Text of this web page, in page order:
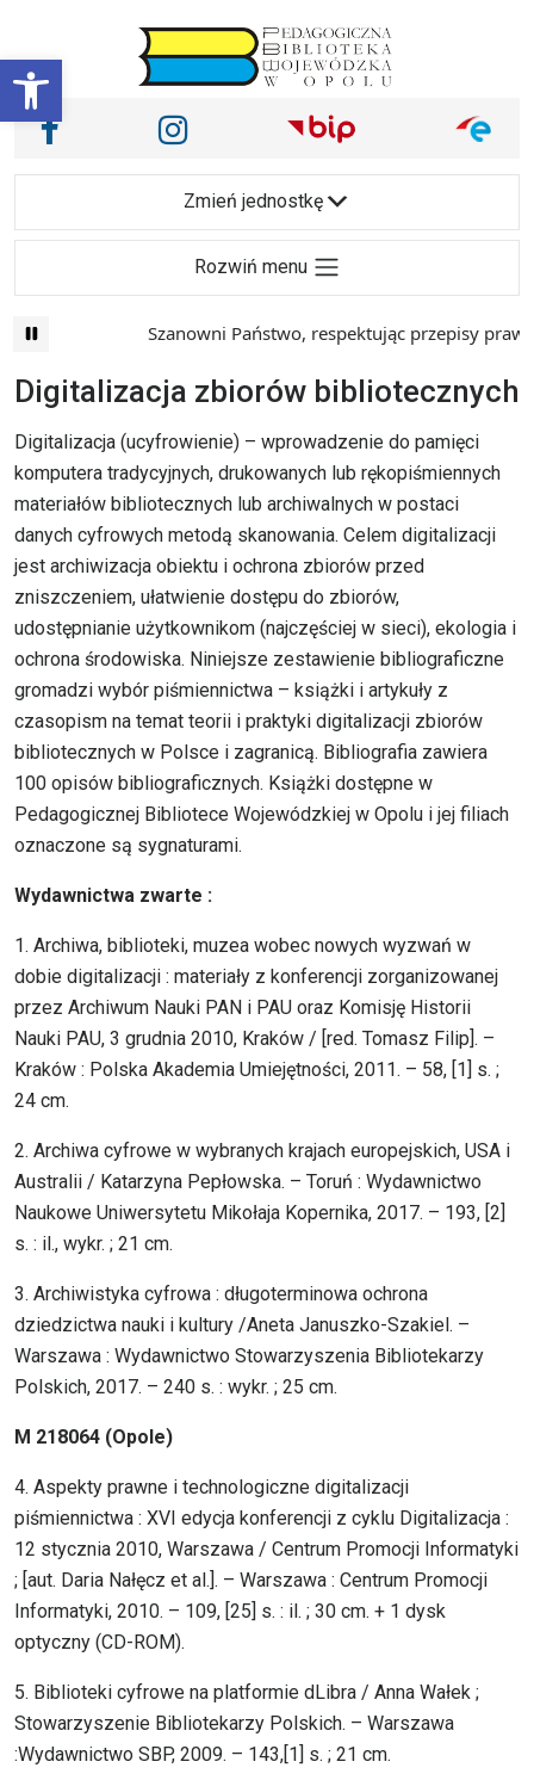
Otwórz pasek narzędzi
Main Navigation
Nasze media społecznościowe i inne
Facebook Instagram
Zmień jednostkę
Rozwiń menu
Szanowni Państwo, respektując przepisy prawa i
Digitalizacja zbiorów bibliotecznych
Digitalizacja (ucyfrowienie) – wprowadzenie do pamięci
komputera tradycyjnych, drukowanych lub rękopiśmiennych
materiałów bibliotecznych lub archiwalnych w postaci
danych cyfrowych metodą skanowania. Celem digitalizacji
jest archiwizacja obiektu i ochrona zbiorów przed
zniszczeniem, ułatwienie dostępu do zbiorów,
udostępnianie użytkownikom (najczęściej w sieci), ekologia i
ochrona środowiska. Niniejsze zestawienie bibliograficzne
gromadzi wybór piśmiennictwa – książki i artykuły z
czasopism na temat teorii i praktyki digitalizacji zbiorów
bibliotecznych w Polsce i zagranicą. Bibliografia zawiera
100 opisów bibliograficznych. Książki dostępne w
Pedagogicznej Bibliotece Wojewódzkiej w Opolu i jej filiach
oznaczone są sygnaturami.
Wydawnictwa zwarte :
1. Archiwa, biblioteki, muzea wobec nowych wyzwań w
dobie digitalizacji : materiały z konferencji zorganizowanej
przez Archiwum Nauki PAN i PAU oraz Komisję Historii
Nauki PAU, 3 grudnia 2010, Kraków / [red. Tomasz Filip]. –
Kraków : Polska Akademia Umiejętności, 2011. – 58, [1] s. ;
24 cm.
2. Archiwa cyfrowe w wybranych krajach europejskich, USA i
Australii / Katarzyna Pepłowska. – Toruń : Wydawnictwo
Naukowe Uniwersytetu Mikołaja Kopernika, 2017. – 193, [2]
s. : il., wykr. ; 21 cm.
3. Archiwistyka cyfrowa : długoterminowa ochrona
dziedzictwa nauki i kultury /Aneta Januszko-Szakiel. –
Warszawa : Wydawnictwo Stowarzyszenia Bibliotekarzy
Polskich, 2017. – 240 s. : wykr. ; 25 cm.
M 218064 (Opole)
4. Aspekty prawne i technologiczne digitalizacji
piśmiennictwa : XVI edycja konferencji z cyklu Digitalizacja :
12 stycznia 2010, Warszawa / Centrum Promocji Informatyki
; [aut. Daria Nałęcz et al.]. – Warszawa : Centrum Promocji
Informatyki, 2010. – 109, [25] s. : il. ; 30 cm. + 1 dysk
optyczny (CD-ROM).
5. Biblioteki cyfrowe na platformie dLibra / Anna Wałek ;
Stowarzyszenie Bibliotekarzy Polskich. – Warszawa
:Wydawnictwo SBP, 2009. – 143,[1] s. ; 21 cm.